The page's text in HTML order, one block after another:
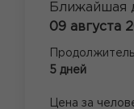
Ближайшая
09 августа
5 дней
Цена за